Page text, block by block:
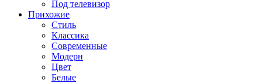
Под телевизор
Прихожие
Стиль
Классика
Современные
Модерн
Цвет
Белые